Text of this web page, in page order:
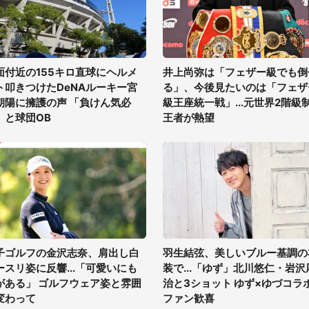
付近の155キロ直球にヘルメ
叩きつけたDeNAルーキー宮
陽に擁護の声 「負けん気必
と球団OB
井上尚弥は「フェザー級でも
る」、今後見たいのは「フェ
級王座統一戦」...元世界2階級
王者が熱望
ゴルフの金沢志奈、肩出し白
スリ姿に反響...「可愛いにも
ある」 ゴルフウェア姿と雰囲
わって
羽生結弦、美しいブルー基調
装で...「ゆず」北川悠仁・岩沢
治と3ショット ゆず×ゆづコラ
ファン歓喜